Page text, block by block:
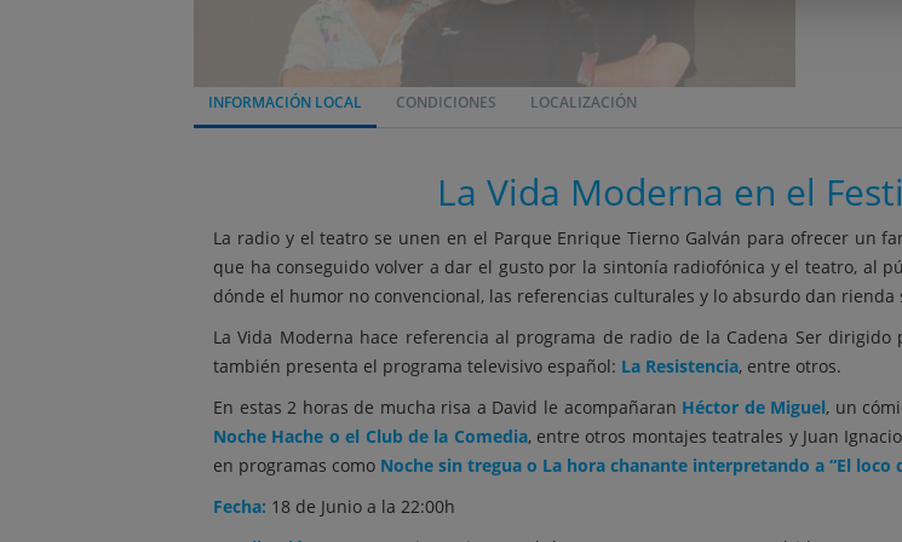
INFORMACIÓN LOCAL CONDICIONES LOCALIZACIÓN
La Vida Moderna en el
La radio y el teatro se unen en el Parque Enrique Tierno Galván para ofrecer un
que ha conseguido volver a dar el gusto por la sintonía radiofónica y el teatro, al
dónde el humor no convencional, las referencias culturales y lo absurdo dan rienda
La Vida Moderna hace referencia al programa de radio de la Cadena Ser
también presenta el programa televisivo español: La Resistencia, entre otros.
En estas 2 horas de mucha risa a David le acompañaran Héctor de Miguel, un
Noche Hache o el Club de la Comedia, entre otros montajes teatrales y Juan Ignacio
en programas como Noche sin tregua o La hora chanante interpretando a “El loco
Fecha: 18 de Junio a la 22:00h